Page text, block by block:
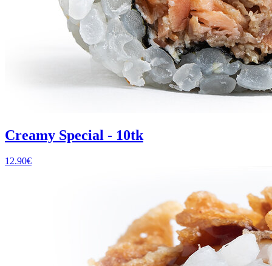
Creamy Special - 10tk
12.90€